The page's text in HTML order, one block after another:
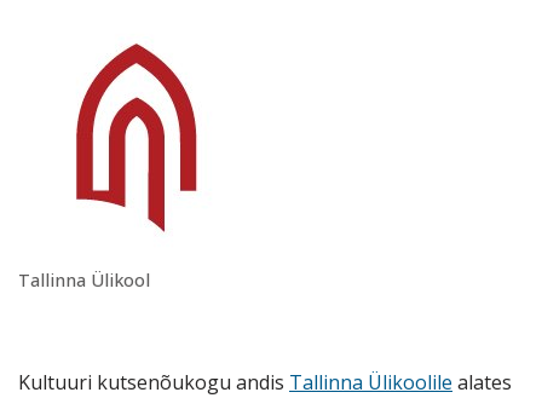
Tallinna Ülikool
Kultuuri kutsenõukogu andis Tallinna Ülikoolile alates